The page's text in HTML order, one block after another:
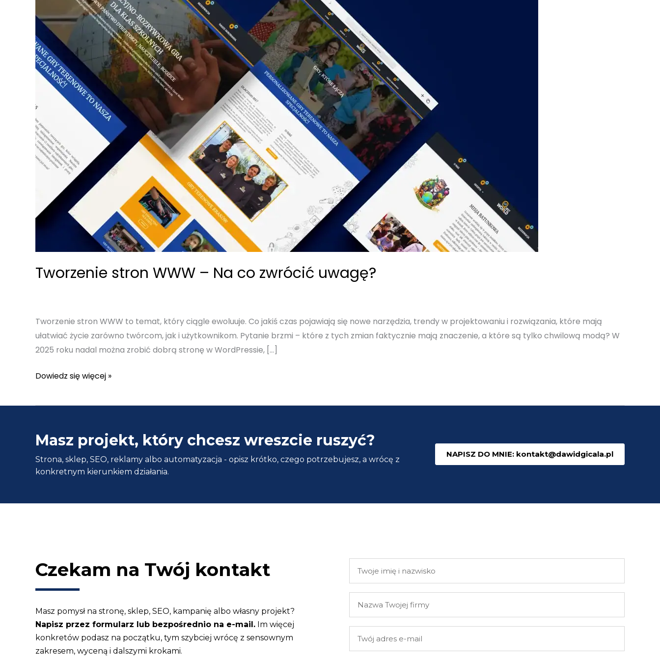
Tworzenie stron WWW – Na co zwrócić uwagę?
Tworzenie stron WWW to temat, który ciągle ewoluuje. Co jakiś czas pojawiają się nowe narzędzia, trendy w projektowaniu i rozwiązania, które mają
ułatwiać życie zarówno twórcom, jak i użytkownikom. Pytanie brzmi – które z tych zmian faktycznie mają znaczenie, a które są tylko chwilową modą? W
2025 roku nadal można zrobić dobrą stronę w WordPressie, […]
Tworzenie
WWW
Na
co
zwrócić
uwagę?
Dowiedz się więcej »
Masz projekt, który chcesz wreszcie ruszyć?
Strona, sklep, SEO, reklamy albo automatyzacja - opisz krótko, czego potrzebujesz, a wrócę z
konkretnym kierunkiem działania.
NAPISZ DO MNIE: kontakt@dawidgicala.pl
Czekam na Twój kontakt
Masz pomysł na stronę, sklep, SEO, kampanię albo własny projekt?
Napisz przez formularz lub bezpośrednio na e-mail. Im więcej
konkretów podasz na początku, tym szybciej wrócę z sensownym
zakresem, wyceną i dalszymi krokami.
imię
nazwisko
Twojej
adres